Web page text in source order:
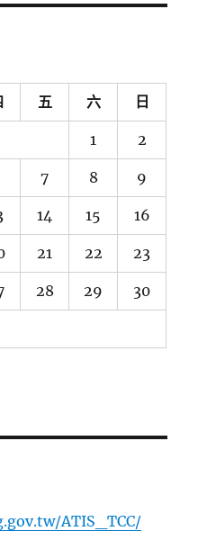
五 六 日
1 2
7 8 9
14 15 16
21 22 23
28 29 30
ATIS_TCC/